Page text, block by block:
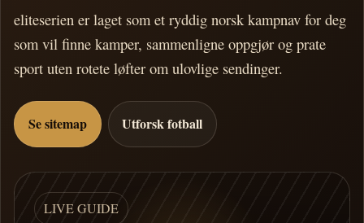
eliteserien er laget som et ryddig norsk kampnav for deg
som vil finne kamper, sammenligne oppgjør og prate
sport uten rotete løfter om ulovlige sendinger.
Se sitemap Utforsk fotball
LIVE GUIDE